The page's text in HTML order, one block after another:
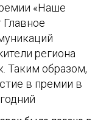
«Наше
региона
Таким образом,
в премии в